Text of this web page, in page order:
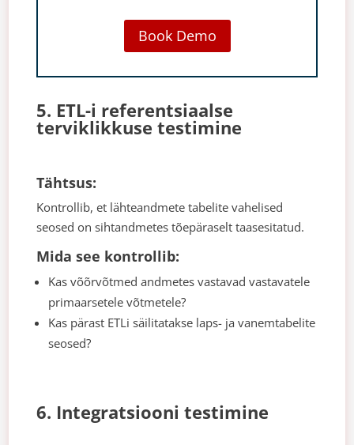
Book Demo
5. ETL-i referentsiaalse
terviklikkuse testimine
Tähtsus:
Kontrollib, et lähteandmete tabelite vahelised
seosed on sihtandmetes tõepäraselt taasesitatud.
Mida see kontrollib:
Kas võõrvõtmed andmetes vastavad vastavatele
primaarsetele võtmetele?
Kas pärast ETLi säilitatakse laps- ja vanemtabelite
seosed?
6. Integratsiooni testimine